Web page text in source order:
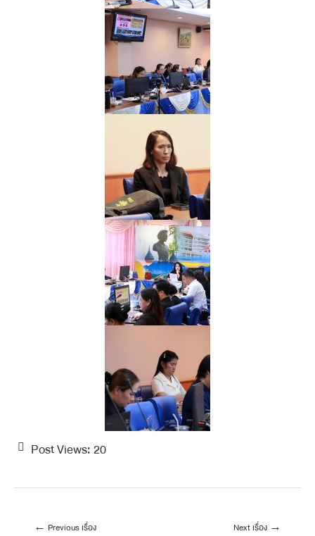
Post Views:20
← Previous เรื่อง Next เรื่อง →